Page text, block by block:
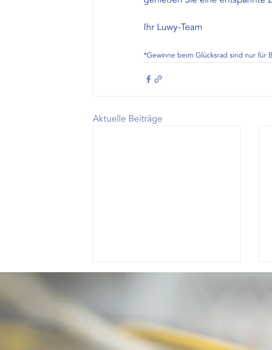
Ihr Luwy-Team
*Gewinne beim Glücksrad sind nur für
Aktuelle Beiträge